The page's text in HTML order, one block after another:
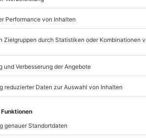
in Begleitung eines
Absprache mit dem
Mühldorfstraße 8
außer an bundesweiten